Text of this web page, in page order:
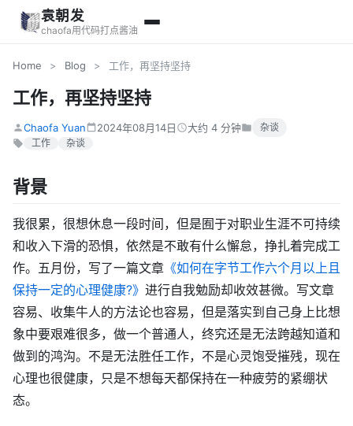
袁朝发
chaofa用代码打点酱油
Home > Blog > 工作，再坚持坚持
工作，再坚持坚持
Chaofa Yuan 2024年08月14日 大约 4 分钟
杂谈
工作
杂谈
背景
我很累，很想休息一段时间，但是囿于对职业生涯不可持续
和收入下滑的恐惧，依然是不敢有什么懈怠，挣扎着完成工
作。五月份，写了一篇文章 《如何在字节工作六个月以上且
保持一定的心理健康?》 进行自我勉励却收效甚微。写文章
容易、收集牛人的方法论也容易，但是落实到自己身上比想
象中要艰难很多，做一个普通人，终究还是无法跨越知道和
做到的鸿沟。不是无法胜任工作，不是心灵饱受摧残，现在
心理也很健康，只是不想每天都保持在一种疲劳的紧绷状
态。